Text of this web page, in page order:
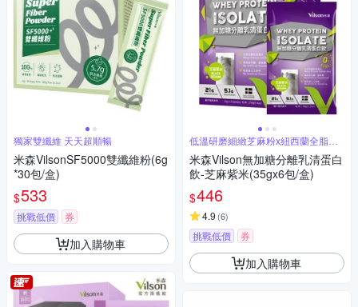
獨家雙纖維 天天超順暢
米森VilsonSF5000雙纖維粉(6g
*30包/盒)
$533
挑戰低價 券
加入購物車
低溫研磨細緻芝麻粉x紐西蘭全脂奶
粉
米森Vilson無加糖分離乳清蛋白
飲-芝麻紫米(35gx6包/盒)
$446
4.9 (6)
挑戰低價 券
加入購物車